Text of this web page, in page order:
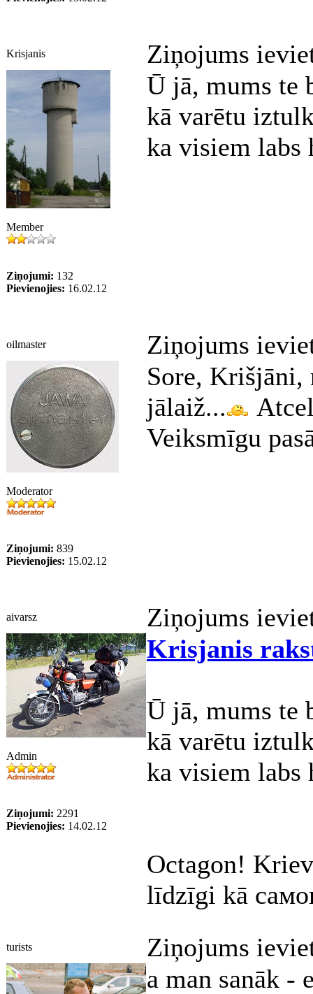
Krisjanis Ziņojums
Member
Ziņojumi: 132
Pievienojies: 16.02.12
Ū jā, mums te
kā varētu
ka visiem labs
oilmaster Ziņojums
Moderator
Ziņojumi: 839
Pievienojies: 15.02.12
Sore, Krišjāni,
jālaiž...
Veiksmīgu
aivarsz Ziņojums
Admin
Ziņojumi: 2291
Pievienojies: 14.02.12
Krisjanis
Ū jā, mums te
kā varētu
ka visiem labs
Octagon!
līdzīgi kā
turists Ziņojums
a man sanāk -